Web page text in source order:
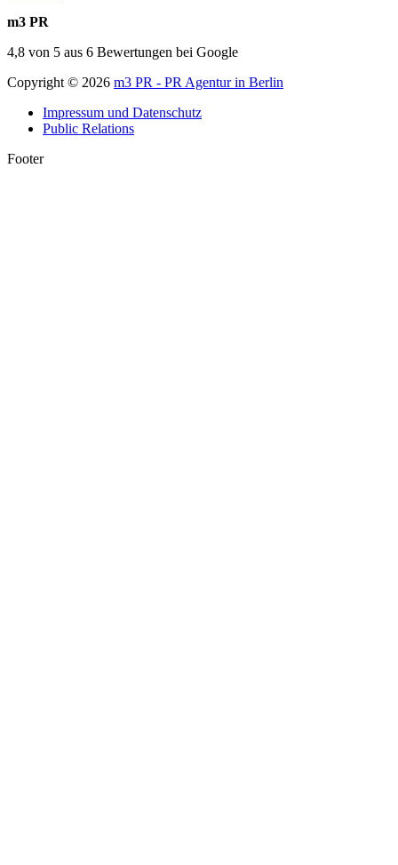
m3 PR
4,8 von 5 aus 6 Bewertungen bei Google
Copyright © 2026 m3 PR - PR Agentur in Berlin
Impressum und Datenschutz
Public Relations
Footer